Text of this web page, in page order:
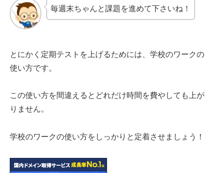
毎週末ちゃんと課題を進めて下さいね！
とにかく定期テストを上げるためには、学校のワークの
使い方です。
この使い方を間違えるとどれだけ時間を費やしても上が
りません。
学校のワークの使い方をしっかりと定着させましょう！